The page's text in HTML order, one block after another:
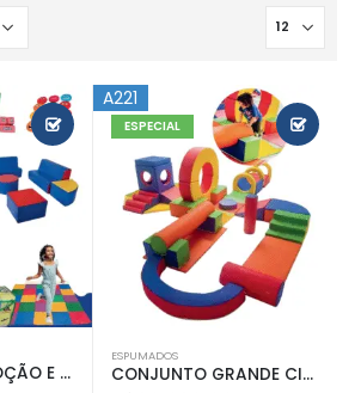
CONJUNTO EMOÇÃO E IMAGINAÇÃO
ESPECIAL
A221
ESPUMADOS
CONJUNTO GRANDE CIRCUITO